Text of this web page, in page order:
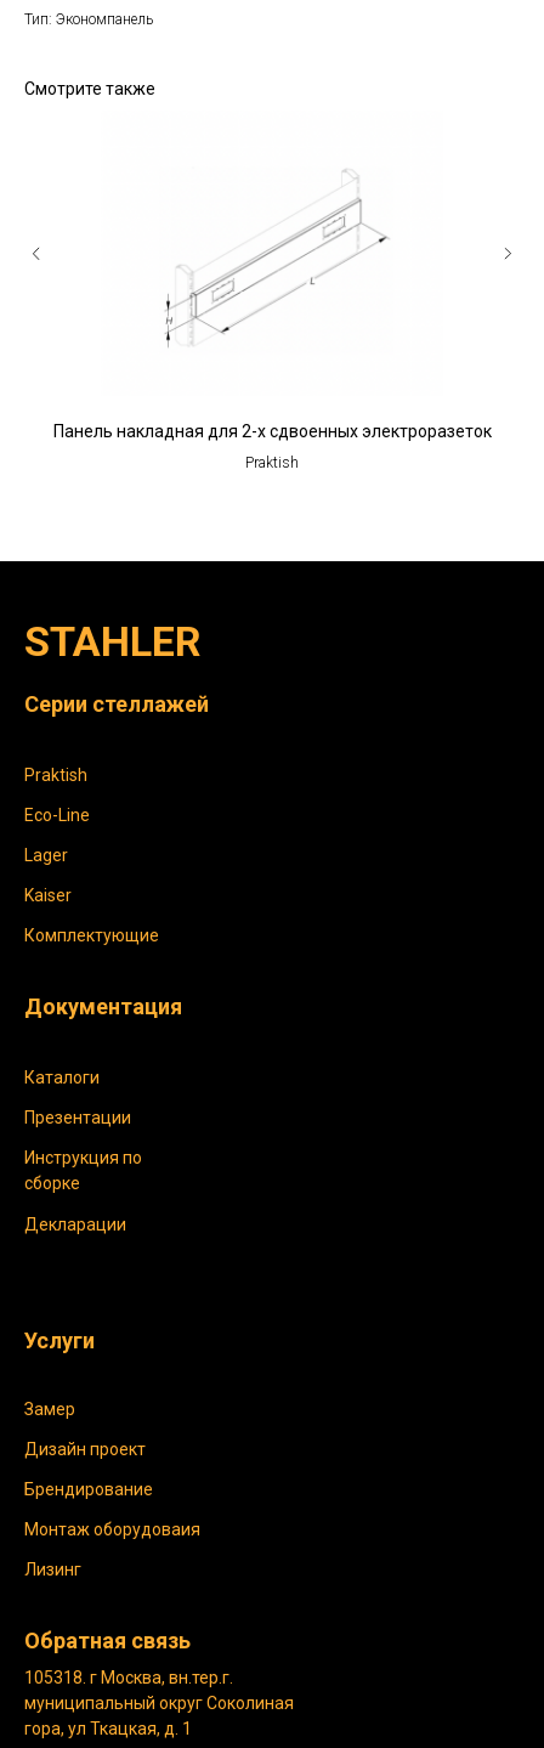
Тип: Экономпанель
Смотрите также
Панель накладная для 2-х сдвоенных электроразеток
Praktish
Серии стеллажей
STAHLER
Обратная связь
Каталоги
Инструкция по
сборке
Praktish
Eco-Line
Lager
Kaiser
Комплектующие
Услуги
Декларации
105318. г Москва, вн.тер.г.
муниципальный округ Соколиная
гора, ул Ткацкая, д. 1
Замер
Монтаж оборудоваия
Презентации
Документация
Дизайн проект
Лизинг
Брендирование